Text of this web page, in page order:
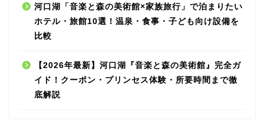
河口湖「音楽と森の美術館×家族旅行」で泊まりたい
ホテル・旅館10選！温泉・食事・子ども向け設備を
比較
【2026年最新】河口湖『音楽と森の美術館』完全ガ
イド！クーポン・プリンセス体験・所要時間まで徹
底解説